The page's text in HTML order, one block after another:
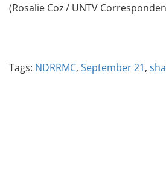
(Rosalie Coz / UNTV
Tags: NDRRMC, September 21,